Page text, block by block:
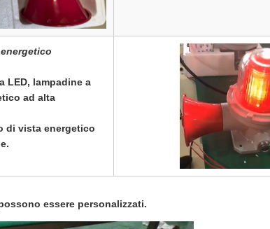
LED, lampadine a
ad alta
di vista energetico
essere personalizzati.